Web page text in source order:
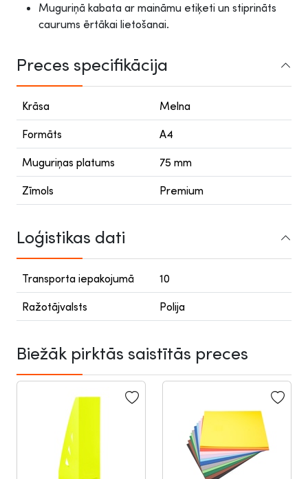
Muguriņā kabata ar maināmu etiķeti un stiprināts
caurums ērtākai lietošanai.
Preces specifikācija
Krāsa Melna
Formāts A4
Muguriņas platums 75 mm
Zīmols Premium
Loģistikas dati
Transporta iepakojumā 10
Ražotājvalsts Polija
Biežāk pirktās saistītās preces